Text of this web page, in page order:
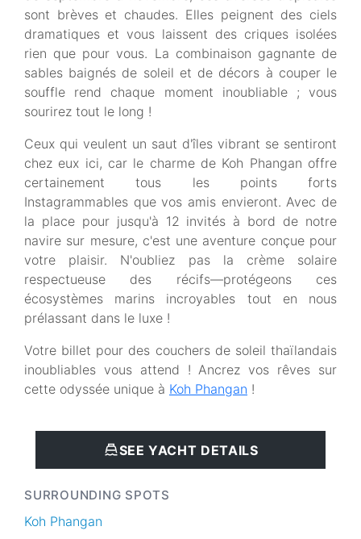
sont brèves et chaudes. Elles peignent des ciels
dramatiques et vous laissent des criques isolées
rien que pour vous. La combinaison gagnante de
sables baignés de soleil et de décors à couper le
souffle rend chaque moment inoubliable ; vous
sourirez tout le long !
Ceux qui veulent un saut d'îles vibrant se sentiront
chez eux ici, car le charme de Koh Phangan offre
certainement tous les points forts
Instagrammables que vos amis envieront. Avec de
la place pour jusqu'à 12 invités à bord de notre
navire sur mesure, c'est une aventure conçue pour
votre plaisir. N'oubliez pas la crème solaire
respectueuse des récifs—protégeons ces
écosystèmes marins incroyables tout en nous
prélassant dans le luxe !
Votre billet pour des couchers de soleil thaïlandais
inoubliables vous attend ! Ancrez vos rêves sur
cette odyssée unique à Koh Phangan !
SEE YACHT DETAILS
SURROUNDING SPOTS
Koh Phangan